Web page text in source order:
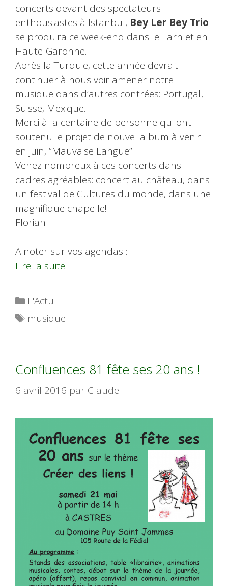
concerts devant des spectateurs
enthousiastes à Istanbul, Bey Ler Bey Trio
se produira ce week-end dans le Tarn et en
Haute-Garonne.
Après la Turquie, cette année devrait
continuer à nous voir amener notre
musique dans d’autres contrées: Portugal,
Suisse, Mexique.
Merci à la centaine de personne qui ont
soutenu le projet de nouvel album à venir
en juin, “Mauvaise Langue”!
Venez nombreux à ces concerts dans
cadres agréables: concert au château, dans
un festival de Cultures du monde, dans une
magnifique chapelle!
Florian
A noter sur vos agendas :
Lire la suite
Catégories
L'Actu
Étiquettes
musique
Confluences 81 fête ses 20 ans !
6 avril 2016 par Claude